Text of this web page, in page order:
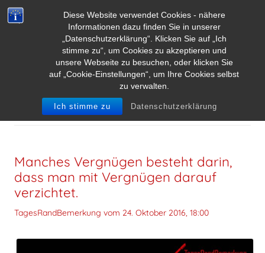
Diese Website verwendet Cookies - nähere
Informationen dazu finden Sie in unserer
„Datenschutzerklärung“. Klicken Sie auf „Ich
stimme zu“, um Cookies zu akzeptieren und
unsere Webseite zu besuchen, oder klicken Sie
auf „Cookie-Einstellungen“, um Ihre Cookies selbst
zu verwalten.
Ich stimme zu Datenschutzerklärung
SCHLAGWORT-ARCHIVE:VERGNÜGEN
Manches Vergnügen besteht darin,
dass man mit Vergnügen darauf
verzichtet.
TagesRandBemerkung vom 24. Oktober 2016, 18:00